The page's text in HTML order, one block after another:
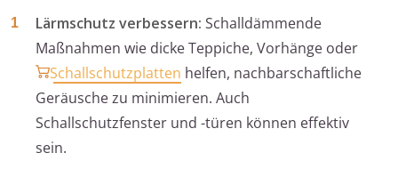
Lärmschutz verbessern: Schalldämmende
Maßnahmen wie dicke Teppiche, Vorhänge oder
Schallschutzplatten helfen, nachbarschaftliche
Geräusche zu minimieren. Auch
Schallschutzfenster und -türen können effektiv
sein.